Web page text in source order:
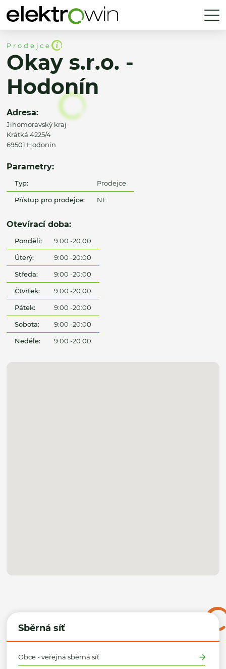
Sběrná síť
Obce - veřejná sběrná síť
Prodejce
Okay s.r.o. -
Hodonín
Adresa:
Jihomoravský kraj
Krátká 4225/4
69501 Hodonín
Parametry:
Typ: Prodejce
Přístup pro prodejce: NE
Otevírací doba:
Pondělí: 9:00 -20:00
Úterý: 9:00 -20:00
Středa: 9:00 -20:00
Čtvrtek: 9:00 -20:00
Pátek: 9:00 -20:00
Sobota: 9:00 -20:00
Neděle: 9:00 -20:00